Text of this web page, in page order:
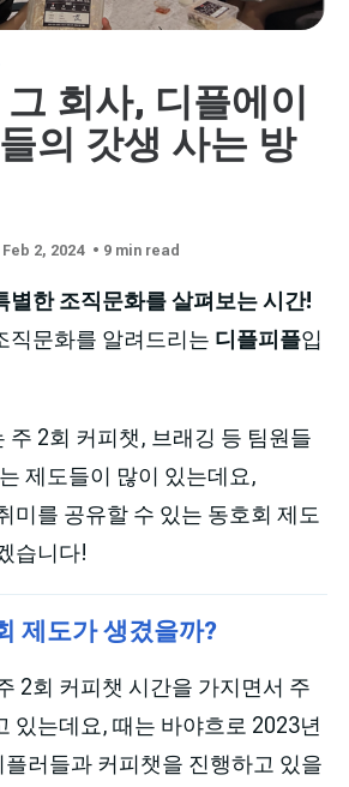
회사, 디플에이
의 갓생 사는 방
Feb 2, 2024 • 9 min read
별한 조직문화를 살펴보는 시간!
직문화를 알려드리는 디플피플입
주 2회 커피챗, 브래깅 등 팀원들
제도들이 많이 있는데요,
미를 공유할 수 있는 동호회 제도
습니다!
제도가 생겼을까?
2회 커피챗 시간을 가지면서 주
있는데요, 때는 바야흐로 2023년
러들과 커피챗을 진행하고 있을